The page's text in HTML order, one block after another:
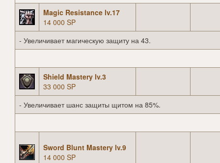
Magic Resistance lv.17
14 000 SP
- Увеличивает магическую защиту на 43.
Shield Mastery lv.3
33 000 SP
- Увеличивает шанс защиты щитом на 85%.
Sword Blunt Mastery lv.9
14 000 SP